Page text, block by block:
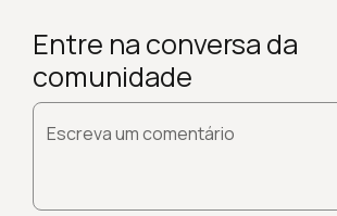
Entre na conversa da
comunidade
Escreva um comentário